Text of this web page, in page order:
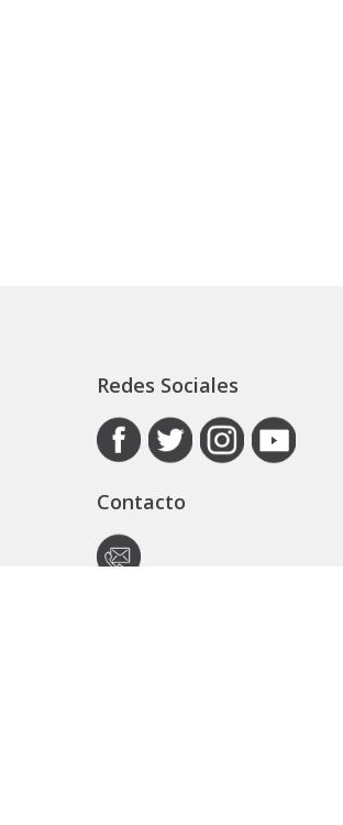
Redes Sociales
Contacto